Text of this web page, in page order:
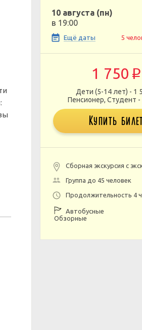
10 августа (пн)
в 19:00
Ещё даты 5
1 750 p
Дети (5-14 лет) - 1
Пенсионер, Студент -
Купить
Сборная экскурсия с
Группа до 45 человек
Продолжительность 4
Автобусные
Обзорные